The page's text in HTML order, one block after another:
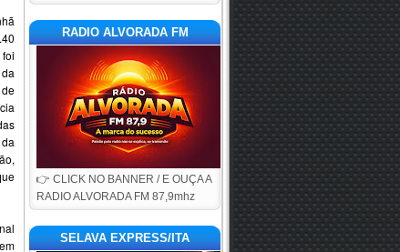
RADIO ALVORADA FM
👉 CLICK NO BANNER / E OUÇA A
RADIO ALVORADA FM 87,9mhz
SELAVA EXPRESS/ITA